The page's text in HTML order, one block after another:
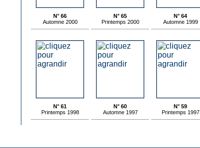
N° 66
Automne 2000
N° 65
Printemps 2000
N° 64
Automne 1999
N° 61
Printemps 1998
N° 60
Automne 1997
N° 59
Printemps 1997